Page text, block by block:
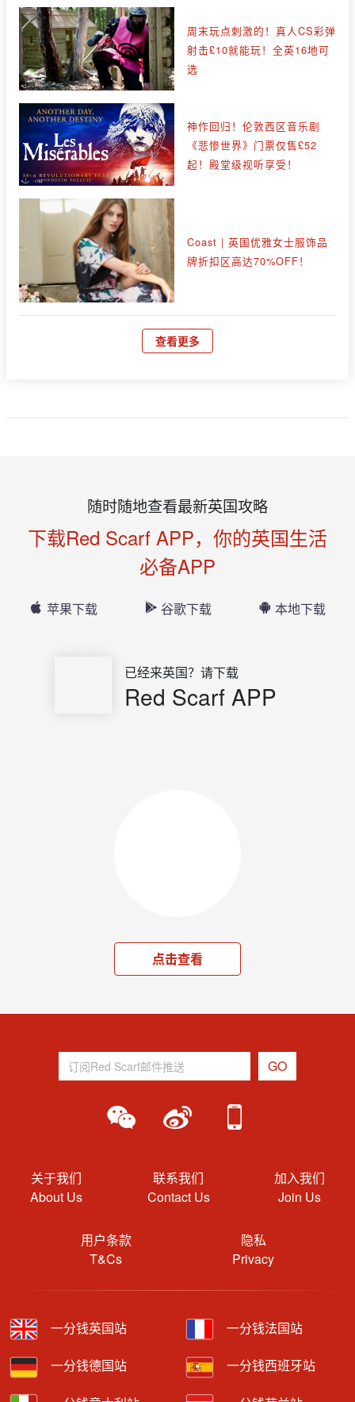
周末玩点刺激的！真人CS彩弹
射击£10就能玩！全英16地可
选
神作回归！伦敦西区音乐剧
《悲惨世界》门票仅售£52
起！殿堂级视听享受！
Coast | 英国优雅女士服饰品
牌折扣区高达70%OFF！
查看更多
随时随地查看最新英国攻略
下载Red Scarf APP，你的英国生活
必备APP
苹果下载 谷歌下载 本地下载
已经来英国？请下载
Red Scarf APP
点击查看
关于我们
About Us
联系我们
Contact Us
加入我们
Join Us
用户条款
T&Cs
隐私
Privacy
一分钱英国站 一分钱法国站
一分钱德国站 一分钱西班牙站